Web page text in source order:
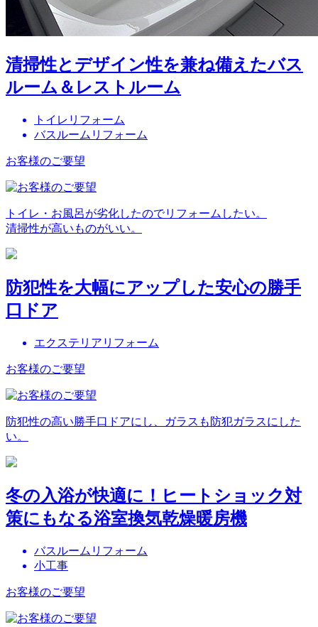
清掃性とデザイン性を兼ね備えたバス
ルーム＆レストルーム
トイレリフォーム
バスルームリフォーム
お客様のご要望
トイレ・お風呂が劣化したのでリフォームしたい。
清掃性が高いものがいい。
防犯性を大幅にアップした安心の勝手
口ドア
エクステリアリフォーム
お客様のご要望
防犯性の高い勝手口ドアにし、ガラスも防犯ガラスにした
い。
冬の入浴が快適に！ヒートショック対
策にもなる浴室換気乾燥暖房機
バスルームリフォーム
小工事
お客様のご要望